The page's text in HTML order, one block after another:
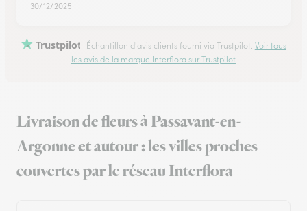
30/12/2025
Trustpilot Échantillon d'avis clients fourni via Trustpilot. Voir tous
les avis de la marque Interflora sur Trustpilot
Livraison de fleurs à Passavant-en-
Argonne et autour : les villes proches
couvertes par le réseau Interflora